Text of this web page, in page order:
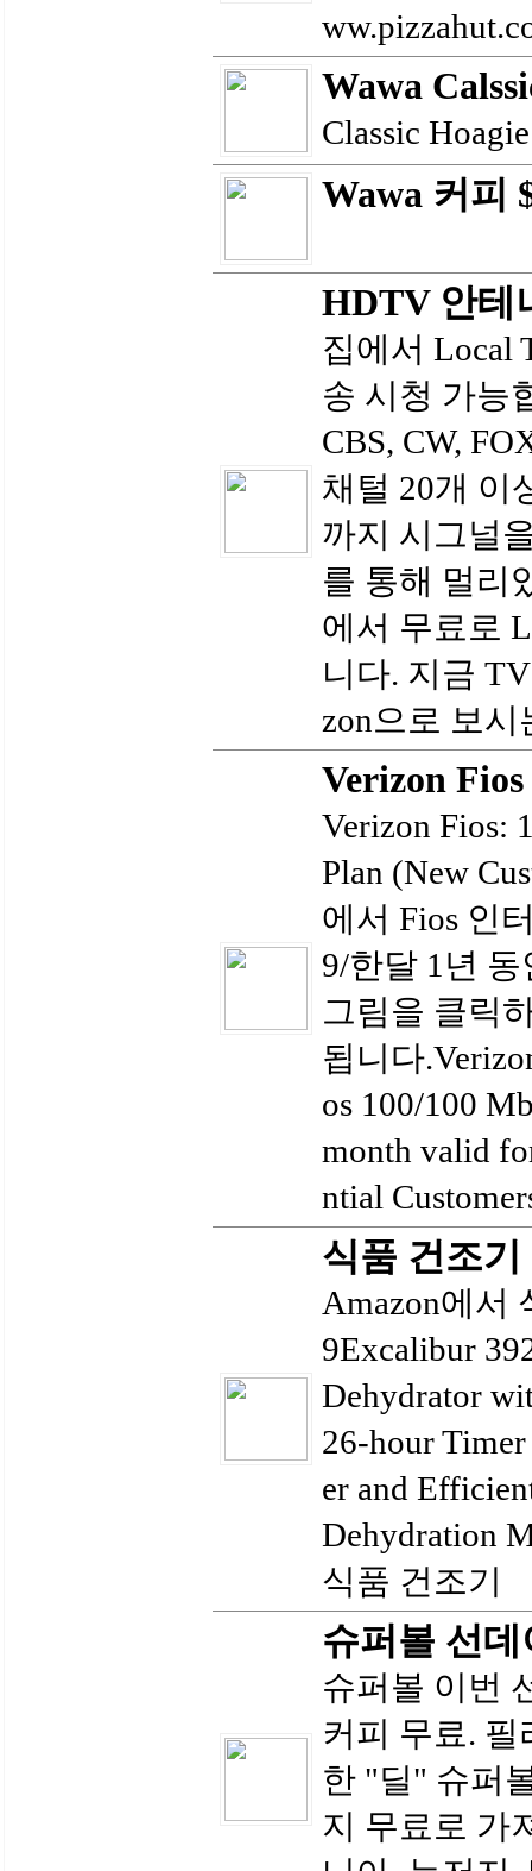
Wawa
Classic
Wawa 커피
HDTV 안테
집에서 Local
송 시청 가능
CBS, CW,
채털 20개 이
까지 시그널
를 통해 멀리
에서 무료로
니다. 지금
zon으로 보시
Verizon
Verizon Fios:
Plan (New
에서 Fios 인
9/한달 1년
그림을 클릭
됩니다
os 100/100
month valid
ntial
식품 건조기
Amazon에서
9Excalibur
Dehydrator
26-hour
er and
Dehydration
식품 건조기
슈퍼볼 선
슈퍼볼 이번
커피 무료. 필
한 "딜" 슈퍼
지 무료로 가